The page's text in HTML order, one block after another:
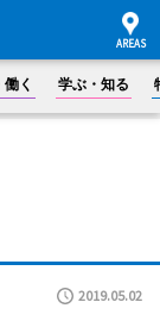
く 学ぶ・知る
2019.05.02